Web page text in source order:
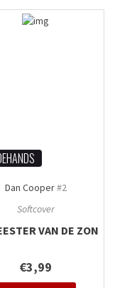
Dan Cooper#2
Softcover
VAN DE ZON
€3,99